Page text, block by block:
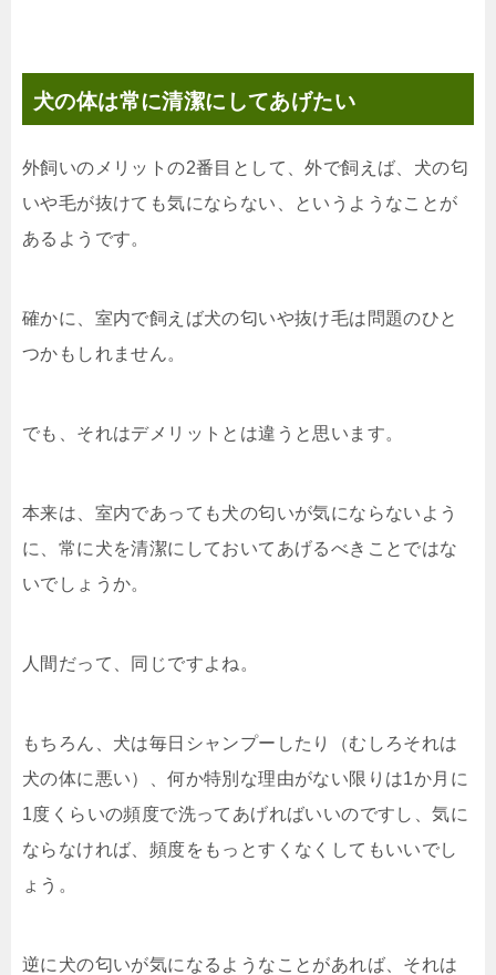
犬の体は常に清潔にしてあげたい
外飼いのメリットの2番目として、外で飼えば、犬の匂
いや毛が抜けても気にならない、というようなことが
あるようです。
確かに、室内で飼えば犬の匂いや抜け毛は問題のひと
つかもしれません。
でも、それはデメリットとは違うと思います。
本来は、室内であっても犬の匂いが気にならないよう
に、常に犬を清潔にしておいてあげるべきことではな
いでしょうか。
人間だって、同じですよね。
もちろん、犬は毎日シャンプーしたり（むしろそれは
犬の体に悪い）、何か特別な理由がない限りは1か月に
1度くらいの頻度で洗ってあげればいいのですし、気に
ならなければ、頻度をもっとすくなくしてもいいでし
ょう。
逆に犬の匂いが気になるようなことがあれば、それは